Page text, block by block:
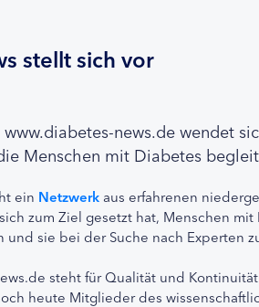
stellt sich vor
news.de wendet
Menschen mit Diabetes
ein Netzwerk aus erfahrenen
zum Ziel gesetzt hat, Menschen
und sie bei der Suche nach Experten
steht für Qualität und
heute Mitglieder des